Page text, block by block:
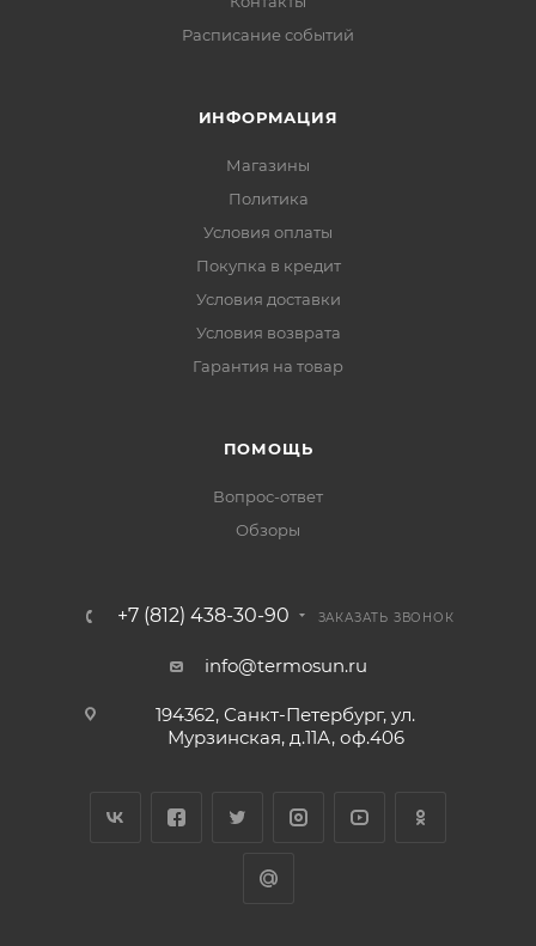
Расписание событий
ИНФОРМАЦИЯ
Магазины
Политика
Условия оплаты
Покупка в кредит
Условия доставки
Условия возврата
Гарантия на товар
ПОМОЩЬ
Вопрос-ответ
Обзоры
+7 (812) 438-30-90 ЗАКАЗАТЬ ЗВОНОК
info@termosun.ru
194362, Санкт-Петербург, ул.
Мурзинская, д.11А, оф.406